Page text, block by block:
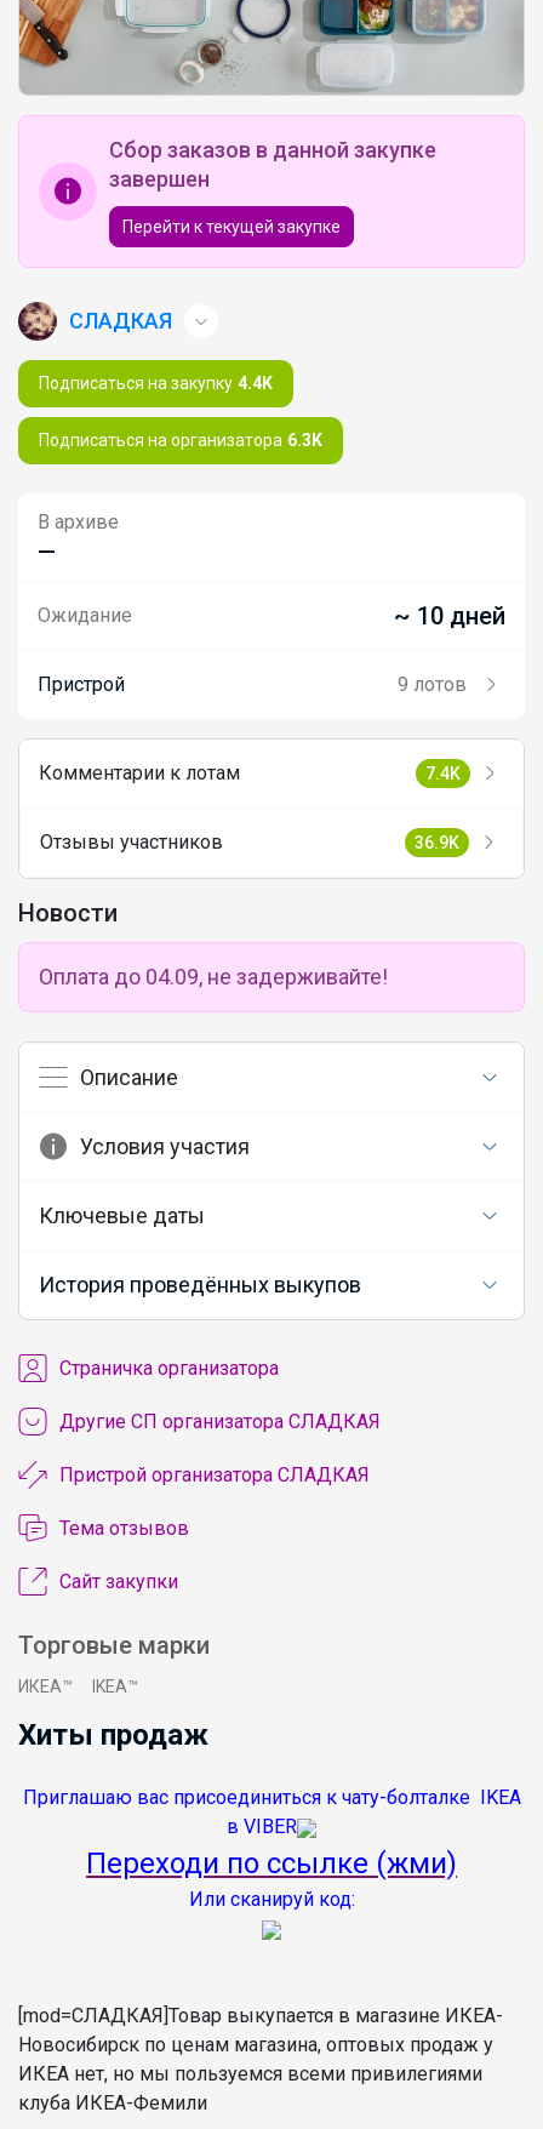
Сбор заказов в данной закупке
завершен
Перейти к текущей закупке
СЛАДКАЯ
Подписаться на закупку 4.4K
Подписаться на организатора 6.3K
В архиве
—
Ожидание ~ 10 дней
Пристрой 9 лотов
Комментарии к лотам 7.4K
Отзывы участников 36.9K
Новости
Оплата до 04.09, не задерживайте!
Описание
Условия участия
Ключевые даты
История проведённых выкупов
Cтраничка организатора
Другие СП организатора СЛАДКАЯ
Пристрой организатора СЛАДКАЯ
Тема отзывов
Сайт закупки
Торговые марки
ИКЕА™ IKEA™
Хиты продаж
Приглашаю вас присоединиться к чату-болталке IKEA
в VIBER
Переходи по ссылке (жми)
Или сканируй код:
[mod=СЛАДКАЯ]Товар выкупается в магазине ИКЕА-
Новосибирск по ценам магазина, оптовых продаж у
ИКЕА нет, но мы пользуемся всеми привилегиями
клуба ИКЕА-Фемили